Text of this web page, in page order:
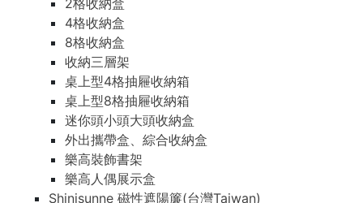
2格收納盒
4格收納盒
8格收納盒
收納三層架
桌上型4格抽屜收納箱
桌上型8格抽屜收納箱
迷你頭小頭大頭收納盒
外出攜帶盒、綜合收納盒
樂高裝飾書架
樂高人偶展示盒
Shinisunne 磁性遮陽簾(台灣Taiwan)